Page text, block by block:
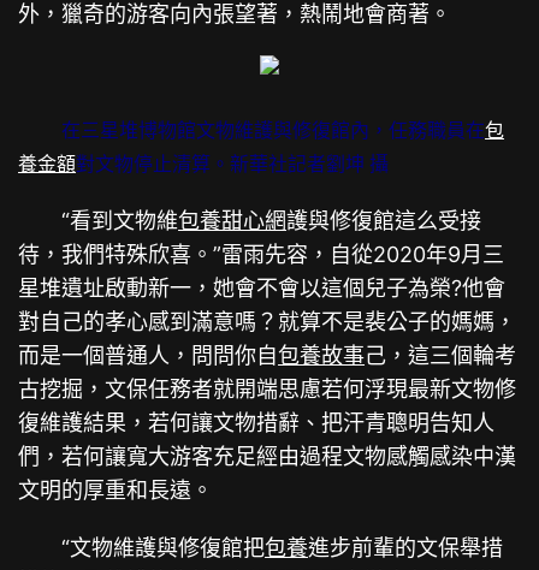
外，獵奇的游客向內張望著，熱鬧地會商著。
在三星堆博物館文物維護與修復館內，任務職員在包
養金額對文物停止清算。新華社記者劉坤 攝
“看到文物維包養甜心網護與修復館這么受接
待，我們特殊欣喜。”雷雨先容，自從2020年9月三
星堆遺址啟動新一，她會不會以這個兒子為榮?他會
對自己的孝心感到滿意嗎？就算不是裴公子的媽媽，
而是一個普通人，問問你自包養故事己，這三個輪考
古挖掘，文保任務者就開端思慮若何浮現最新文物修
復維護結果，若何讓文物措辭、把汗青聰明告知人
們，若何讓寬大游客充足經由過程文物感觸感染中漢
文明的厚重和長遠。
“文物維護與修復館把包養進步前輩的文保舉措